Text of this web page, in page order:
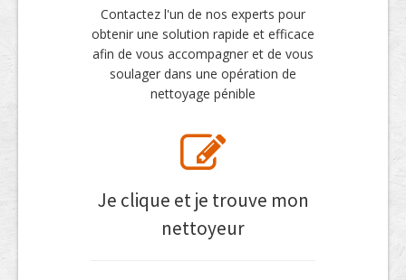
Contactez l'un de nos experts pour
obtenir une solution rapide et efficace
afin de vous accompagner et de vous
soulager dans une opération de
nettoyage pénible
Je clique et je trouve mon
nettoyeur